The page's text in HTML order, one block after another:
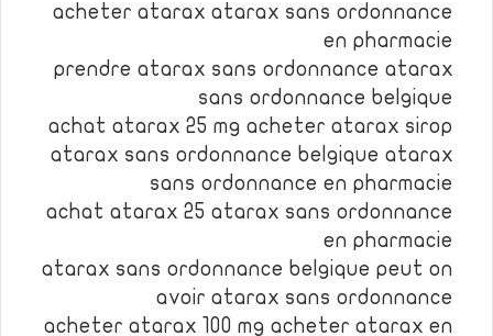
acheter atarax atarax sans ordonnance
en pharmacie
prendre atarax sans ordonnance atarax
sans ordonnance belgique
achat atarax 25 mg acheter atarax sirop
atarax sans ordonnance belgique atarax
sans ordonnance en pharmacie
achat atarax 25 atarax sans ordonnance
en pharmacie
atarax sans ordonnance belgique peut on
avoir atarax sans ordonnance
acheter atarax 100 mg acheter atarax en